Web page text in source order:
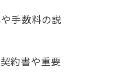
手数料の説
約書や重要